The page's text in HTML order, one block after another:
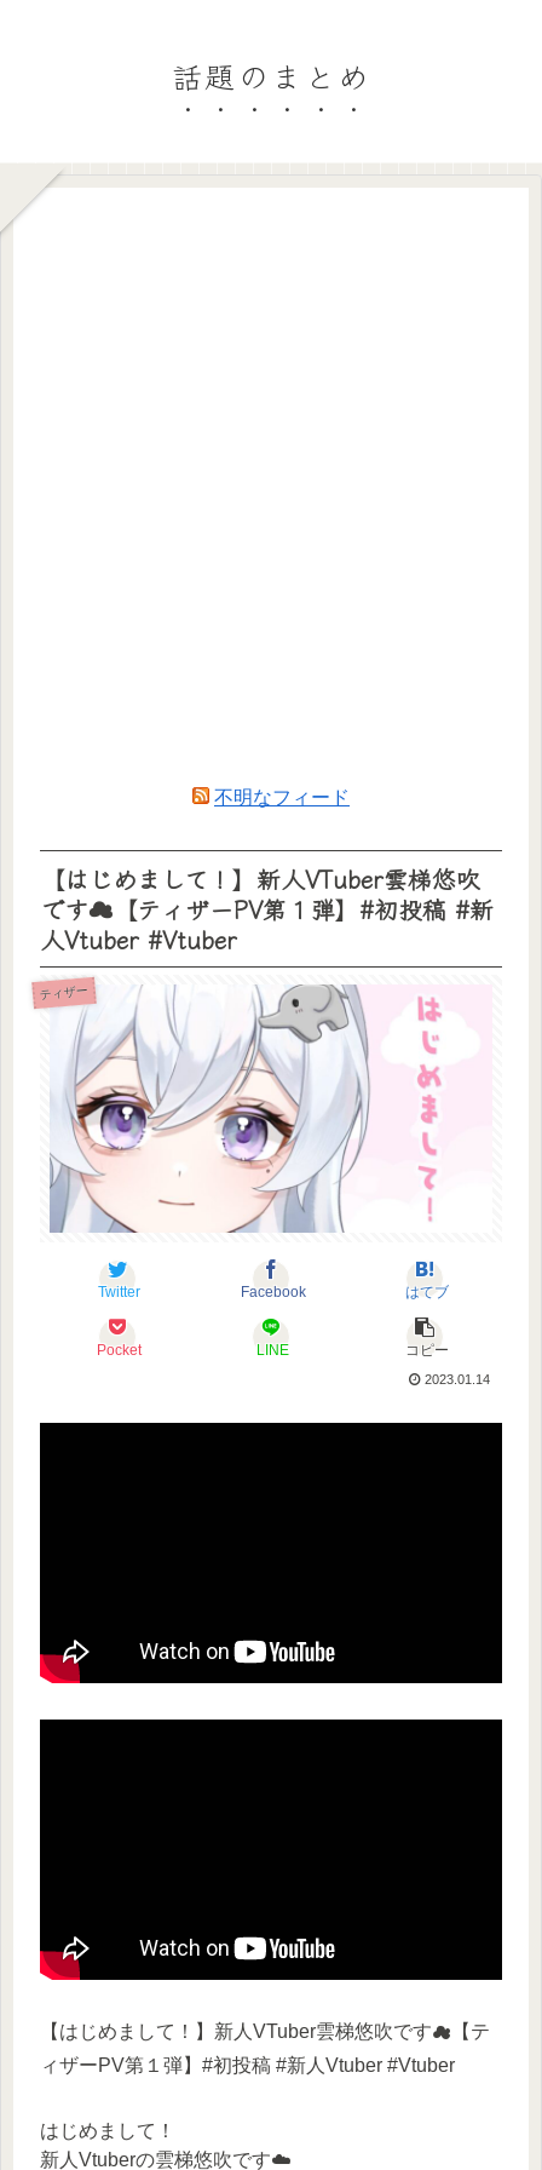
話題のまとめ
不明なフィード
【はじめまして！】新人VTuber雲梯悠吹
です☁【ティザーPV第１弾】#初投稿 #新
人Vtuber #Vtuber
ティザー
Twitter Facebook はてブ
Pocket LINE コピー
2023.01.14
【はじめまして！】新人VTuber雲梯悠吹です☁【テ
ィザーPV第１弾】#初投稿 #新人Vtuber #Vtuber
はじめまして！
新人Vtuberの雲梯悠吹です☁️